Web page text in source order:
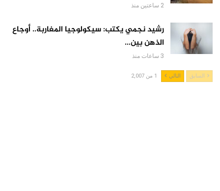
2 ساعتين منذ
رشيد نجمي يكتب: سيكولوجيا المغاربة.. أوجاع
الذهن بين…
3 ساعات منذ
السابق التالي 1 من 2,007